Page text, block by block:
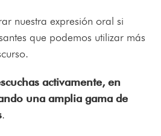
nuestra expresión oral si
que podemos utilizar más
activamente, en
una amplia gama de
.